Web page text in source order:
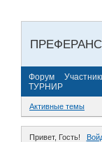
Форум
ТУРНИР
Активные темы
Привет, Гость!